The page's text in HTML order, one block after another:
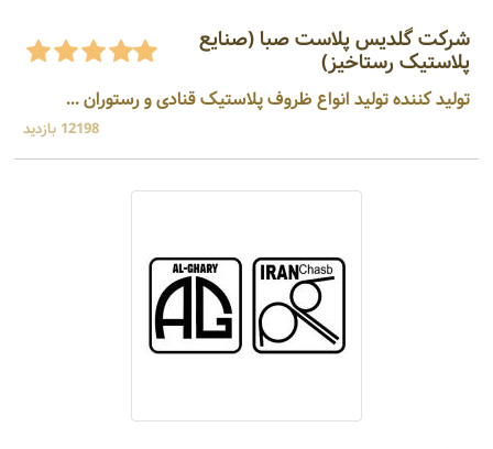
شرکت گلدیس پلاست صبا (صنایع
پلاستیک رستاخیز)
تولید کننده تولید انواع ظروف پلاستیک قنادی و رستوران ...
12198 بازدید